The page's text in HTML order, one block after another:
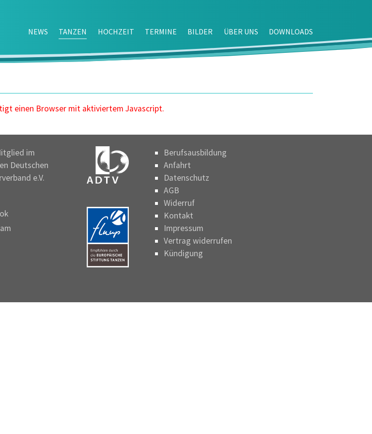
NEWS TANZEN HOCHZEIT TERMINE BILDER ÜBER UNS DOWNLOADS
einen Browser mit aktiviertem Javascript.
im
Deutschen
e.V.
Berufsausbildung
Anfahrt
Datenschutz
AGB
Widerruf
Kontakt
Impressum
Vertrag widerrufen
Kündigung